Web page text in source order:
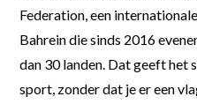
Federation, een
Bahrein die sinds 2016
dan 30 landen. Dat geeft het
sport, zonder dat je er een